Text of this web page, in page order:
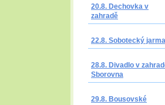
20.8. Dechovka v
zahradě
22.8. Sobotecký
28.8. Divadlo v
Sborovna
29.8. Bousovské